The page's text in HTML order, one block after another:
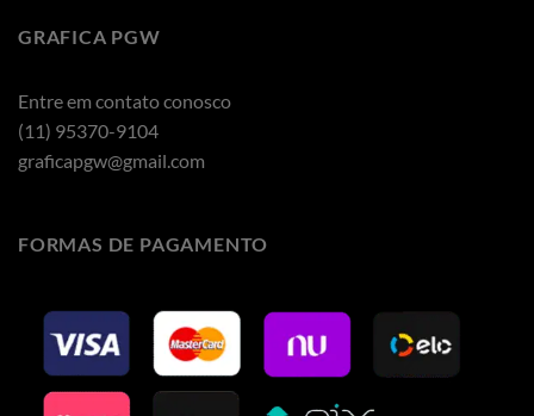
GRAFICA PGW
Entre em contato conosco
(11) 95370-9104
graficapgw@gmail.com
FORMAS DE PAGAMENTO